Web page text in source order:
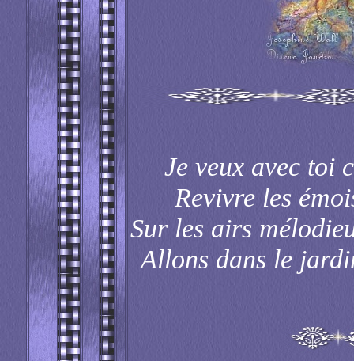
Je veux avec toi
Revivre les
Sur les airs
Allons dans le